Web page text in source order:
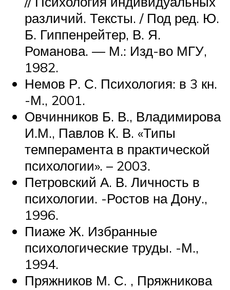
различий. Тексты. / Под ред. Ю.
Б. Гиппенрейтер, В. Я.
Романова. — М.: Изд-во МГУ,
1982.
Немов Р. С. Психология: в 3 кн.
-М., 2001.
Овчинников Б. В., Владимирова
И.М., Павлов К. В. «Типы
темперамента в практической
психологии». – 2003.
Петровский А. В. Личность в
психологии. -Ростов на Дону.,
1996.
Пиаже Ж. Избранные
психологические труды. -М.,
1994.
Пряжников М. С. , Пряжникова